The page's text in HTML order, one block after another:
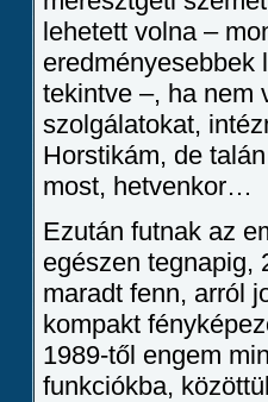
lehetett volna –
eredményesebbek
tekintve –, ha nem
szolgálatokat,
Horstikám, de
most, hetvenkor…
Ezután futnak az
egészen tegnapig,
maradt fenn, arról
kompakt
1989-től engem
funkciókba,